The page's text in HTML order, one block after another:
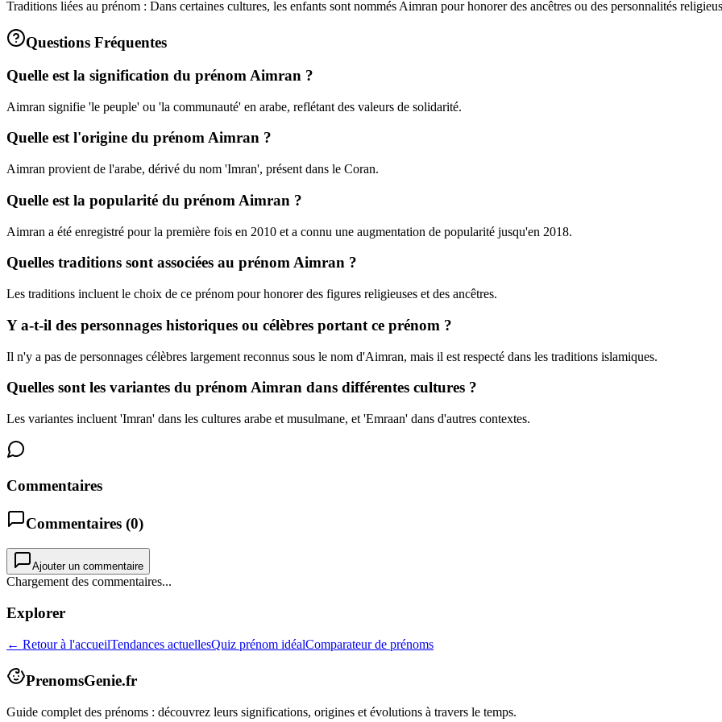
Traditions liées au prénom : Dans certaines cultures, les enfants sont nommés Aimran pour honorer des ancêtres ou des personnalités
Questions Fréquentes
Quelle est la signification du prénom Aimran ?
Aimran signifie 'le peuple' ou 'la communauté' en arabe, reflétant des valeurs de solidarité.
Quelle est l'origine du prénom Aimran ?
Aimran provient de l'arabe, dérivé du nom 'Imran', présent dans le Coran.
Quelle est la popularité du prénom Aimran ?
Aimran a été enregistré pour la première fois en 2010 et a connu une augmentation de popularité jusqu'en 2018.
Quelles traditions sont associées au prénom Aimran ?
Les traditions incluent le choix de ce prénom pour honorer des figures religieuses et des ancêtres.
Y a-t-il des personnages historiques ou célèbres portant ce prénom ?
Il n'y a pas de personnages célèbres largement reconnus sous le nom d'Aimran, mais il est respecté dans les traditions islamiques.
Quelles sont les variantes du prénom Aimran dans différentes cultures ?
Les variantes incluent 'Imran' dans les cultures arabe et musulmane, et 'Emraan' dans d'autres contextes.
Commentaires
Commentaires (0)
Ajouter un commentaire
Chargement des commentaires...
Explorer
← Retour à l'accueilTendances actuellesQuiz prénom idéalComparateur de prénoms
PrenomsGenie.fr
Guide complet des prénoms : découvrez leurs significations, origines et évolutions à travers le temps.